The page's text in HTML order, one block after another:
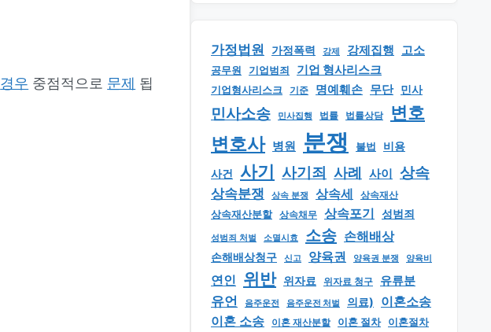
경우 중점적으로 문제 됩
가정법원 가정폭력 강제 강제집행 고소
공무원 기업범죄 기업 형사리스크
기업형사리스크 기준 명예훼손 무단 민사
민사소송 민사집행 법률 법률상담
변호
변호사 병원 분쟁 불법 비용
사건 사기 사기죄 사례 사이 상속
상속분쟁 상속 분쟁 상속세 상속재산
상속재산분할 상속채무 상속포기 성범죄
성범죄 처벌 소멸시효 소송 손해배상
손해배상청구 신고 양육권 양육권 분쟁 양육비
연인 위반 위자료 위자료 청구 유류분
유언 음주운전 음주운전 처벌 의료) 이혼소송
이혼 소송 이혼 재산분할 이혼 절차 이혼절차